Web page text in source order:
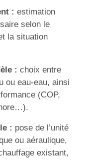
: estimation
selon le
la situation
: choix entre
ou eau-eau, ainsi
(COP,
: pose de l’unité
ou aéraulique,
existant,